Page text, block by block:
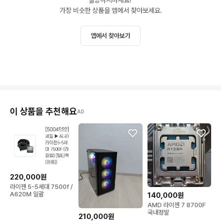
가장 비슷한 상품을 앱에서 찾아보세요.
앱에서 찾아보기
이 상품을 추천해요AD
220,000원
라이젠 5-5세대 7500f /
A620M 일괄
210,000원
140,000원
AMD 라이젠 7 8700F
국내정발